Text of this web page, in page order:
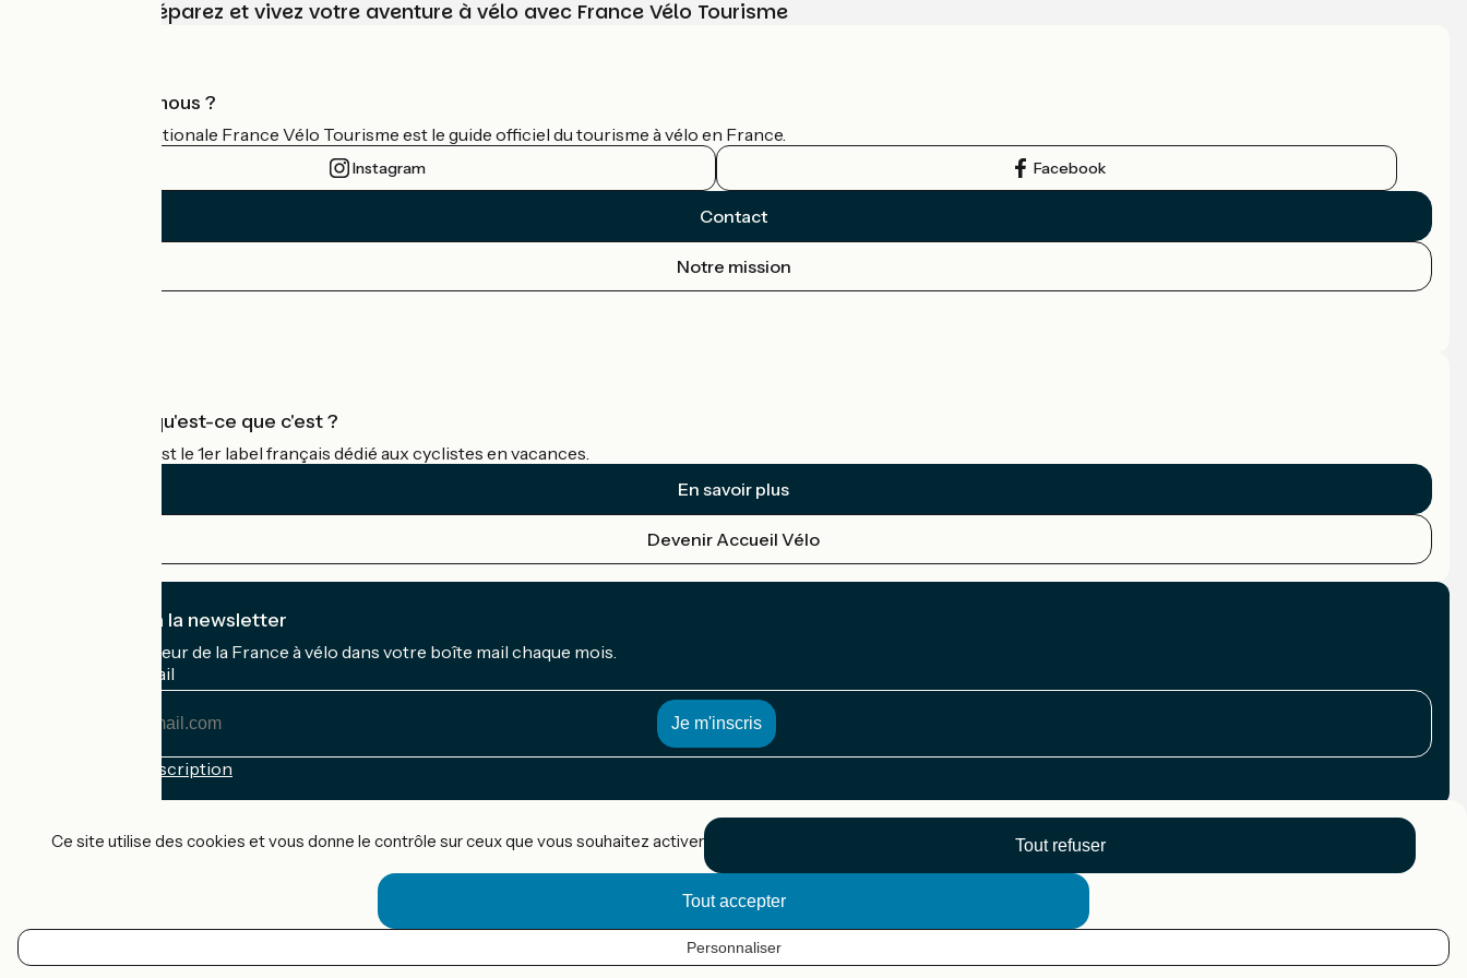
FR
Choisissez, préparez et vivez votre aventure à vélo avec France Vélo Tourisme
Qui sommes-nous ?
L'association nationale France Vélo Tourisme est le guide officiel du tourisme à vélo en France.
Instagram Facebook
Contact
Notre mission
Accueil Vélo qu'est-ce que c'est ?
Accueil Vélo c'est le 1er label français dédié aux cyclistes en vacances.
En savoir plus
Devenir Accueil Vélo
Je m'abonne à la newsletter
Recevez le meilleur de la France à vélo dans votre boîte mail chaque mois.
Mon adresse mail
Conditions d'inscription
Contact
Mentions légales
Ce site utilise des cookies et vous donne le contrôle sur ceux que vous souhaitez activer
Tout accepter
Tout refuser
Personnaliser